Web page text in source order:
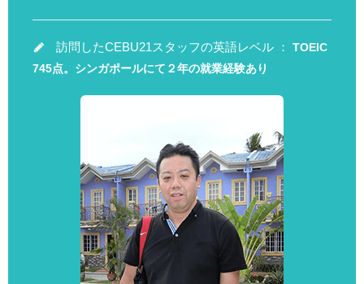
訪問したCEBU21スタッフの英語レベル ： TOEIC
745点。シンガポールにて２年の就業経験あり